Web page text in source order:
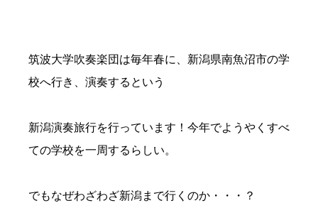
筑波大学吹奏楽団は毎年春に、新潟県南魚沼市の学
校へ行き、演奏するという
新潟演奏旅行を行っています！今年でようやくすべ
ての学校を一周するらしい。
でもなぜわざわざ新潟まで行くのか・・・？